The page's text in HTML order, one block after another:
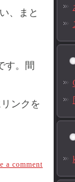
、まと
す。間
ンクを
a comment